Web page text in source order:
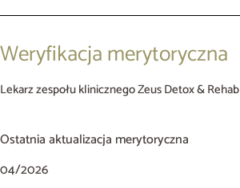
Weryfikacja merytoryczna
Lekarz zespołu klinicznego Zeus Detox & Rehab
Ostatnia aktualizacja merytoryczna
04/2026